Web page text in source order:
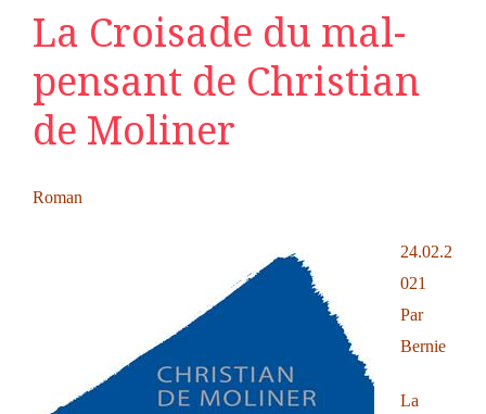
La Croisade du mal-
pensant de Christian
de Moliner
Roman
24.02.2
021
Par
Bernie
La